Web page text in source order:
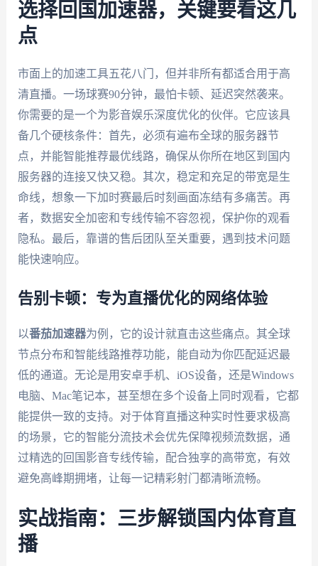
选择回国加速器，关键要看这几
点
市面上的加速工具五花八门，但并非所有都适合用于高
清直播。一场球赛90分钟，最怕卡顿、延迟突然袭来。
你需要的是一个为影音娱乐深度优化的伙伴。它应该具
备几个硬核条件：首先，必须有遍布全球的服务器节
点，并能智能推荐最优线路，确保从你所在地区到国内
服务器的连接又快又稳。其次，稳定和充足的带宽是生
命线，想象一下加时赛最后时刻画面冻结有多痛苦。再
者，数据安全加密和专线传输不容忽视，保护你的观看
隐私。最后，靠谱的售后团队至关重要，遇到技术问题
能快速响应。
告别卡顿：专为直播优化的网络体验
以番茄加速器为例，它的设计就直击这些痛点。其全球
节点分布和智能线路推荐功能，能自动为你匹配延迟最
低的通道。无论是用安卓手机、iOS设备，还是Windows
电脑、Mac笔记本，甚至想在多个设备上同时观看，它都
能提供一致的支持。对于体育直播这种实时性要求极高
的场景，它的智能分流技术会优先保障视频流数据，通
过精选的回国影音专线传输，配合独享的高带宽，有效
避免高峰期拥堵，让每一记精彩射门都清晰流畅。
实战指南：三步解锁国内体育直
播